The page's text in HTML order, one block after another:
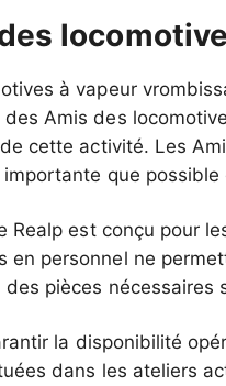
à vapeur
des Amis des
cette activité. Les
que
Realp est conçu pour
en personnel ne
des pièces nécessaires
la disponibilité
dans les ateliers